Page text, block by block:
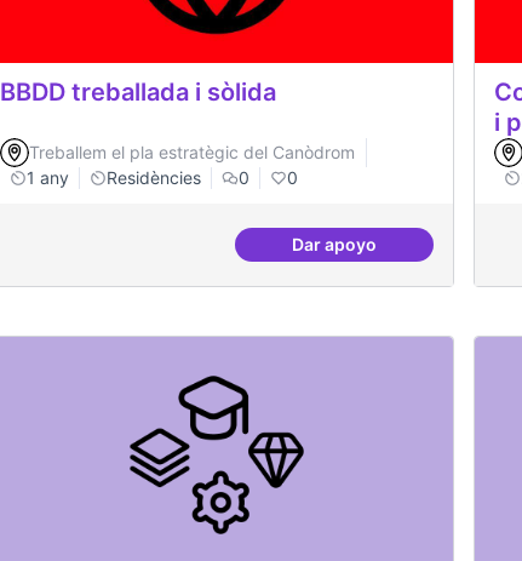
BBDD treballada i sòlida
Treballem el pla estratègic del Canòdrom
1 any
Residències 0 0
Dar apoyoBBDD treballada i sòlida
i